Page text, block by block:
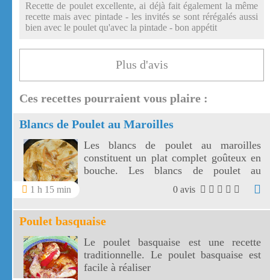
Recette de poulet excellente, ai déjà fait également la même
recette mais avec pintade - les invités se sont rérégalés aussi
bien avec le poulet qu'avec la pintade - bon appétit
Plus d'avis
Ces recettes pourraient vous plaire :
Blancs de Poulet au Maroilles
1 h 15 min
Les blancs de poulet au maroilles
constituent un plat complet goûteux en
bouche. Les blancs de poulet au
maroilles sentent bon le Nord avec la
bière ambrée, les endives chicon et le
maroilles.
0 avis
Poulet basquaise
Le poulet basquaise est une recette
traditionnelle. Le poulet basquaise est
facile à réaliser